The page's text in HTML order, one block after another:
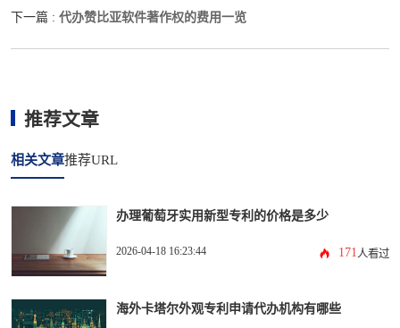
下一篇 : 代办赞比亚软件著作权的费用一览
推荐文章
相关文章推荐URL
办理葡萄牙实用新型专利的价格是多少
2026-04-18 16:23:44 171人看过
海外卡塔尔外观专利申请代办机构有哪些